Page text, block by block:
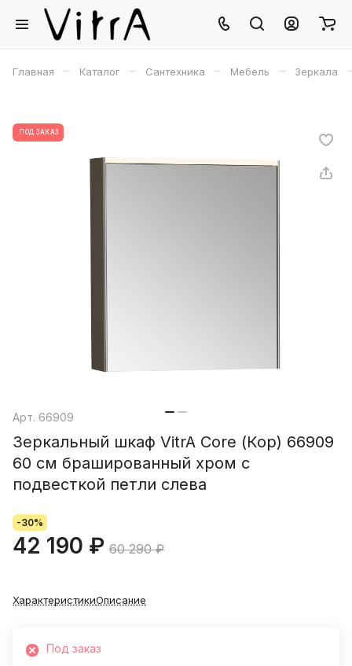
Главная – Каталог – Сантехника – Мебель – Зеркала
ПОД ЗАКАЗ
Арт. 66909
Зеркальный шкаф VitrA Core (Кор) 66909
60 см брашированный хром с
подвесткой петли слева
-30%
42 190 ₽ 60 290 ₽
ХарактеристикиОписание
Под заказ